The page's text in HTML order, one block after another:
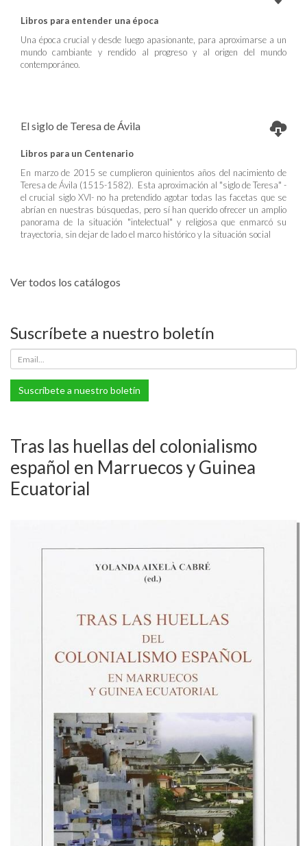
Libros para entender una época
Una época crucial y desde luego apasionante, para aproximarse a un
mundo cambiante y rendido al progreso y al origen del mundo
contemporáneo.
El siglo de Teresa de Ávila
Libros para un Centenario
En marzo de 2015 se cumplieron quinientos años del nacimiento de
Teresa de Ávila (1515-1582). Esta aproximación al "siglo de Teresa" -
el crucial siglo XVI- no ha pretendido agotar todas las facetas que se
abrían en nuestras búsquedas, pero sí han querido ofrecer un amplio
panorama de la situación "intelectual" y religiosa que enmarcó su
trayectoria, sin dejar de lado el marco histórico y la situación social
Ver todos los catálogos
Suscríbete a nuestro boletín
Suscríbete a nuestro boletín
Tras las huellas del colonialismo
español en Marruecos y Guinea
Ecuatorial